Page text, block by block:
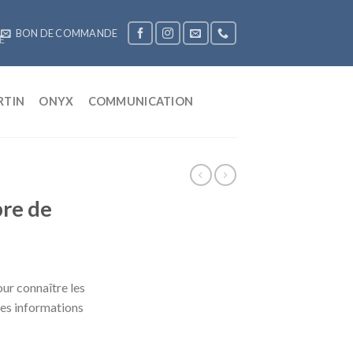
BON DE COMMANDE
ONYX COMMUNICATION
de
connaître les
informations